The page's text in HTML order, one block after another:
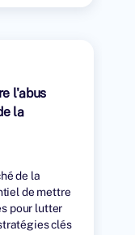
l'abus
la
de la
de mettre
pour lutter
clés